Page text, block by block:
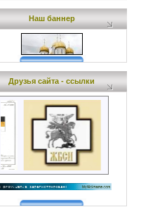
Наш баннер
Друзья сайта - ссылки